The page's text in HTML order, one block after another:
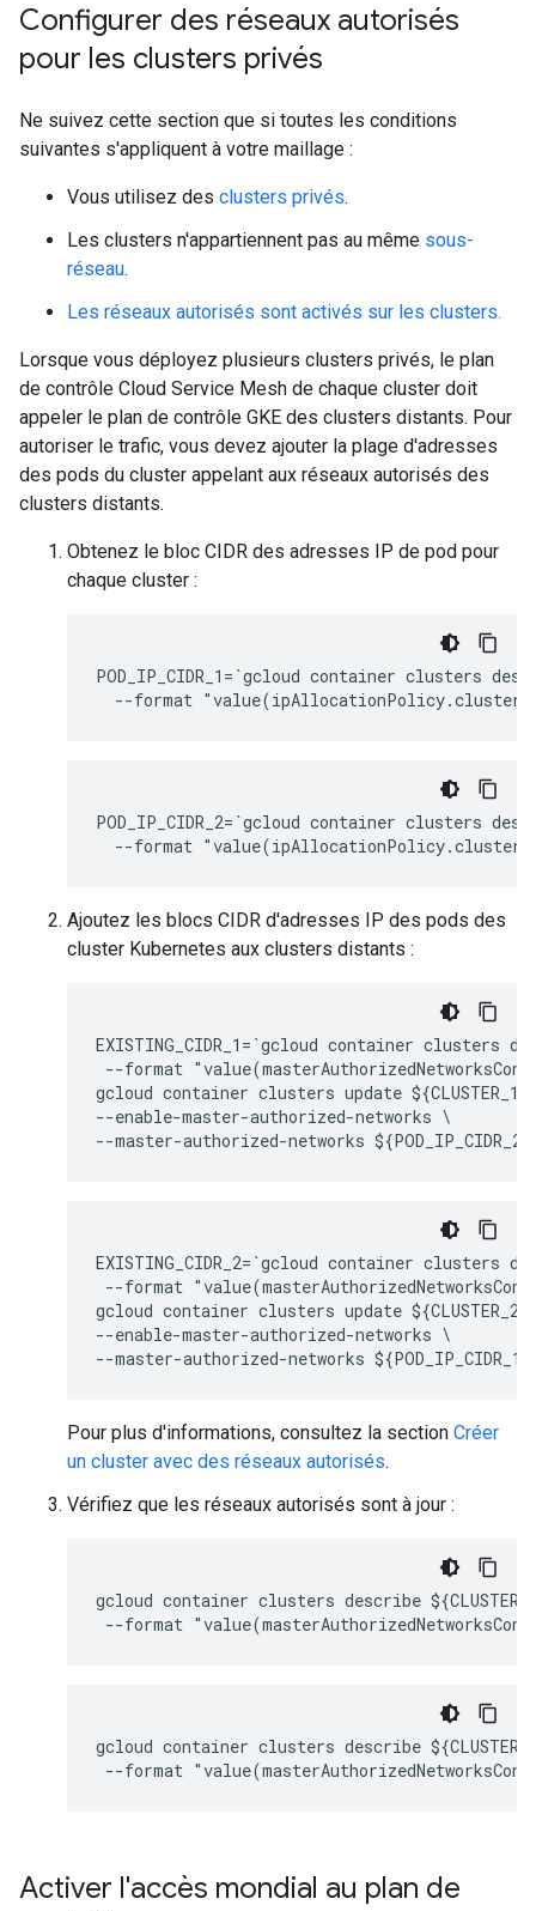
Configurer des réseaux autorisés
pour les clusters privés
Ne suivez cette section que si toutes les conditions
suivantes s'appliquent à votre maillage :
Vous utilisez des clusters privés.
Les clusters n'appartiennent pas au même sous-
réseau.
Les réseaux autorisés sont activés sur les clusters.
Lorsque vous déployez plusieurs clusters privés, le plan
de contrôle Cloud Service Mesh de chaque cluster doit
appeler le plan de contrôle GKE des clusters distants. Pour
autoriser le trafic, vous devez ajouter la plage d'adresses
des pods du cluster appelant aux réseaux autorisés des
clusters distants.
Obtenez le bloc CIDR des adresses IP de pod pour
chaque cluster :
POD_IP_CIDR_1=`gcloud container clusters
POD_IP_CIDR_2=`gcloud container clusters
Ajoutez les blocs CIDR d'adresses IP des pods des
cluster Kubernetes aux clusters distants :
EXISTING_CIDR_1=`gcloud container clusters
--format
gcloud container clusters update
--enable-master-authorized-networks \
EXISTING_CIDR_2=`gcloud container clusters
--format
gcloud container clusters update
--enable-master-authorized-networks \
Pour plus d'informations, consultez la section Créer
un cluster avec des réseaux autorisés.
Vérifiez que les réseaux autorisés sont à jour :
gcloud container clusters describe
gcloud container clusters describe
Activer l'accès mondial au plan de